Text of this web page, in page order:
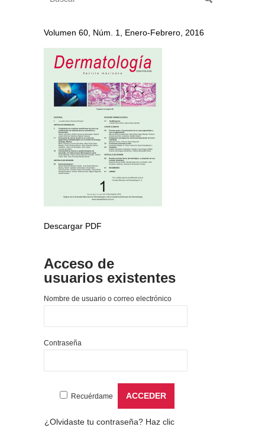
Volumen 60, Núm. 1, Enero-Febrero, 2016
Descargar PDF
Acceso de
usuarios existentes
Nombre de usuario o correo electrónico
Contraseña
Recuérdame
¿Olvidaste tu contraseña? Haz clic